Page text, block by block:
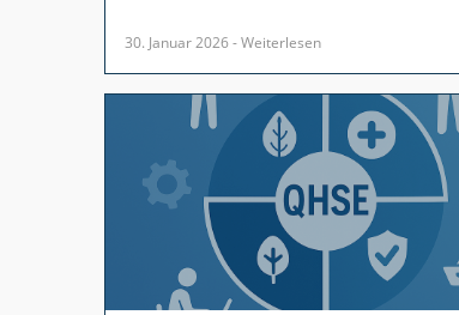
30. Januar 2026 - Weiterlesen